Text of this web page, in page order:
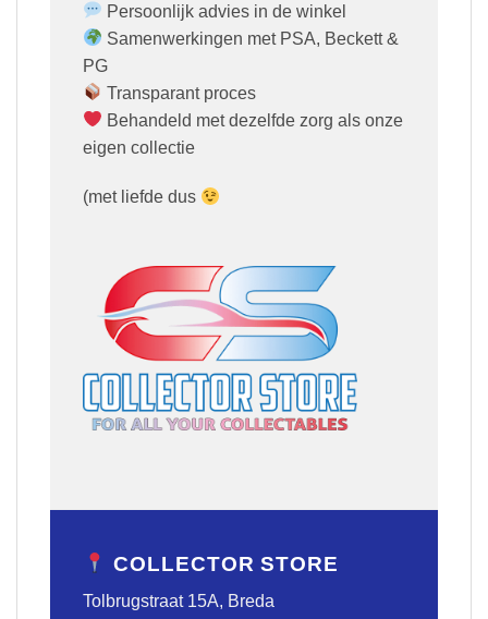
Persoonlijk advies in de winkel
Samenwerkingen met PSA, Beckett &
PG
Transparant proces
Behandeld met dezelfde zorg als onze
eigen collectie
(met liefde dus
COLLECTOR STORE
Tolbrugstraat 15A, Breda